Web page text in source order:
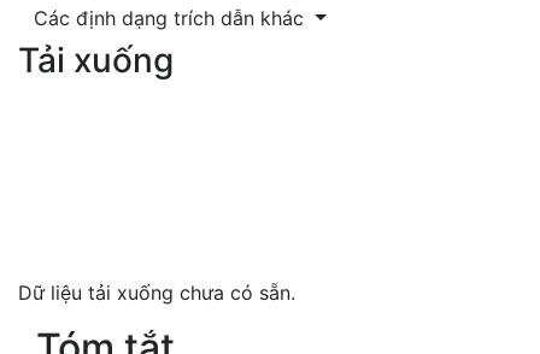
Các định dạng trích dẫn khác
Tải xuống
Dữ liệu tải xuống chưa có sẵn.